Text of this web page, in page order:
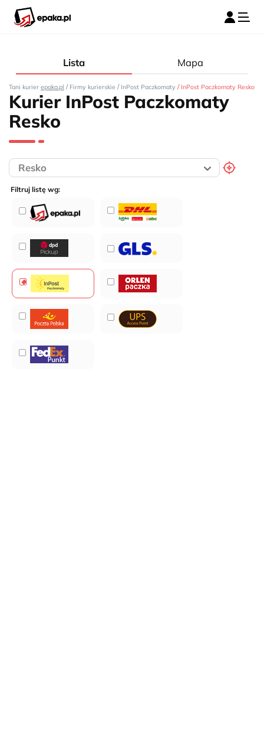
Lista Mapa
Tani kurier epaka.pl / Firmy kurierskie / InPost Paczkomaty / InPost Paczkomaty Resko
Kurier InPost Paczkomaty
Resko
Filtruj listę wg: